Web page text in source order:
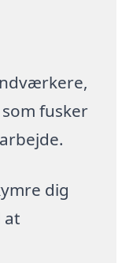
fusker
dig
at